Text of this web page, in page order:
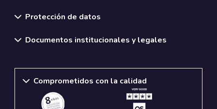
Protección de datos
Documentos institucionales y legales
Comprometidos con la calidad